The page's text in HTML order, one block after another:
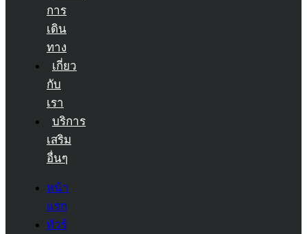
การ
เดิน
ทาง
เกี่ยว
กับ
เรา
บริการ
เสริม
อื่นๆ
หน้า
แรก
ทัวร์